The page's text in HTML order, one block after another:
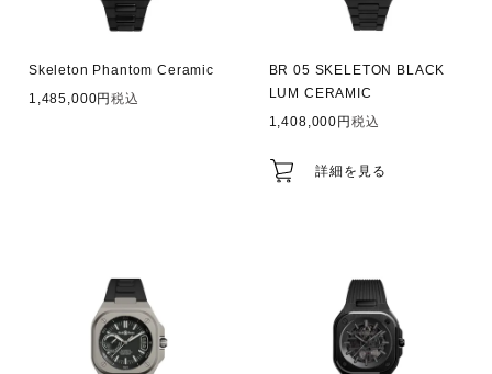
Skeleton Phantom Ceramic
1,485,000
税込
BR 05 SKELETON BLACK
LUM CERAMIC
1,408,000
税込
詳細を見る